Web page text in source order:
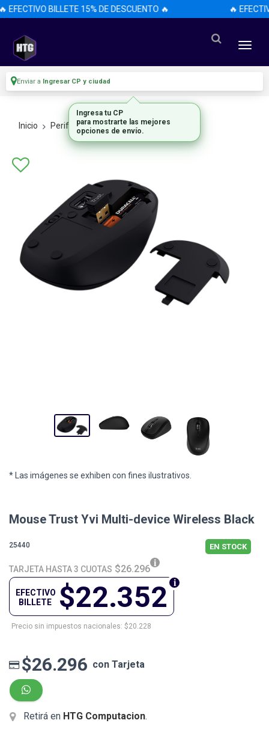
EFECTIVO BILLETE 15% DE DESCUENTO 🔥 🔥
Enviar a Ingresar CP y ciudad
Inicio Perifericos Mouses
* Las imágenes se exhiben con fines ilustrativos.
Mouse Trust Yvi Multi-device Wireless Black
25440 EN STOCK
TARJETA HASTA 3 CUOTAS $26.296
$22.352
EFECTIVO
BILLETE
Precio sin impuestos nacionales: $20.228
$26.296 con Tarjeta
Retirá en HTG Computacion.
Ingresa tu CP
para mostrarte las mejores
opciones de envío.